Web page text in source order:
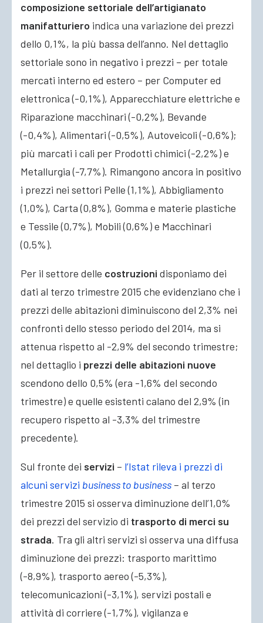
composizione settoriale dell’artigianato
manifatturiero indica una variazione dei prezzi
dello 0,1%, la più bassa dell’anno. Nel dettaglio
settoriale sono in negativo i prezzi – per totale
mercati interno ed estero – per Computer ed
elettronica (-0,1%), Apparecchiature elettriche e
Riparazione macchinari (-0,2%), Bevande
(-0,4%), Alimentari (-0,5%), Autoveicoli (-0,6%);
più marcati i cali per Prodotti chimici (-2,2%) e
Metallurgia (-7,7%). Rimangono ancora in positivo
i prezzi nei settori Pelle (1,1%), Abbigliamento
(1,0%), Carta (0,8%), Gomma e materie plastiche
e Tessile (0,7%), Mobili (0,6%) e Macchinari
(0,5%).
Per il settore delle costruzioni disponiamo dei
dati al terzo trimestre 2015 che evidenziano che i
prezzi delle abitazioni diminuiscono del 2,3% nei
confronti dello stesso periodo del 2014, ma si
attenua rispetto al -2,9% del secondo trimestre;
nel dettaglio i prezzi delle abitazioni nuove
scendono dello 0,5% (era -1,6% del secondo
trimestre) e quelle esistenti calano del 2,9% (in
recupero rispetto al -3,3% del trimestre
precedente).
Sul fronte dei servizi – l’Istat rileva i prezzi di
alcuni servizi business to business – al terzo
trimestre 2015 si osserva diminuzione dell’1,0%
dei prezzi del servizio di trasporto di merci su
strada. Tra gli altri servizi si osserva una diffusa
diminuzione dei prezzi: trasporto marittimo
(-8,9%), trasporto aereo (-5,3%),
telecomunicazioni (-3,1%), servizi postali e
attività di corriere (-1,7%), vigilanza e